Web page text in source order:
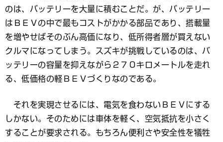
のは、バッテリーを大量に積むことだ。が、バッテリー
はＢＥＶの中で最もコストがかかる部品であり、搭載量
を増やせばそのぶん高価になり、低所得者層が買えない
クルマになってしまう。スズキが挑戦しているのは、バ
ッテリーの容量を抑えながら２７０キロメートルを走れ
る、低価格の軽ＢＥＶづくりなのである。
それを実現させるには、電気を食わないＢＥＶにする
しかない。そのためには車体を軽く、空気抵抗を小さく
することが要求される。もちろん便利さや安全性を犠牲